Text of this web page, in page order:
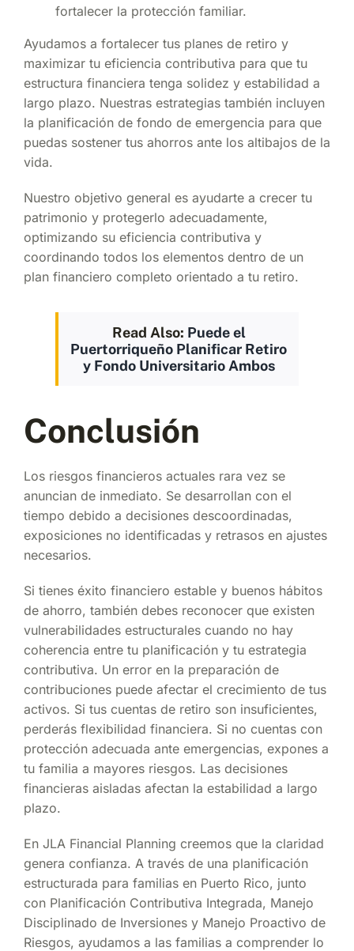
fortalecer la protección familiar.
Ayudamos a fortalecer tus planes de retiro y
maximizar tu eficiencia contributiva para que tu
estructura financiera tenga solidez y estabilidad a
largo plazo. Nuestras estrategias también incluyen
la planificación de fondo de emergencia para que
puedas sostener tus ahorros ante los altibajos de la
vida.
Nuestro objetivo general es ayudarte a crecer tu
patrimonio y protegerlo adecuadamente,
optimizando su eficiencia contributiva y
coordinando todos los elementos dentro de un
plan financiero completo orientado a tu retiro.
Read Also: Puede el
Puertorriqueño Planificar Retiro
y Fondo Universitario Ambos
Conclusión
Los riesgos financieros actuales rara vez se
anuncian de inmediato. Se desarrollan con el
tiempo debido a decisiones descoordinadas,
exposiciones no identificadas y retrasos en ajustes
necesarios.
Si tienes éxito financiero estable y buenos hábitos
de ahorro, también debes reconocer que existen
vulnerabilidades estructurales cuando no hay
coherencia entre tu planificación y tu estrategia
contributiva. Un error en la preparación de
contribuciones puede afectar el crecimiento de tus
activos. Si tus cuentas de retiro son insuficientes,
perderás flexibilidad financiera. Si no cuentas con
protección adecuada ante emergencias, expones a
tu familia a mayores riesgos. Las decisiones
financieras aisladas afectan la estabilidad a largo
plazo.
En JLA Financial Planning creemos que la claridad
genera confianza. A través de una planificación
estructurada para familias en Puerto Rico, junto
con Planificación Contributiva Integrada, Manejo
Disciplinado de Inversiones y Manejo Proactivo de
Riesgos, ayudamos a las familias a comprender lo